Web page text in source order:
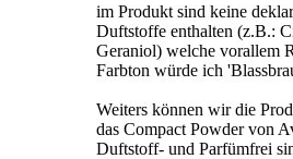
im Produkt sind keine
Duftstoffe enthalten (z.B.:
Geraniol) welche vorallem
Farbton würde ich
Weiters können wir die
das Compact Powder von
Duftstoff- und Parfümfrei